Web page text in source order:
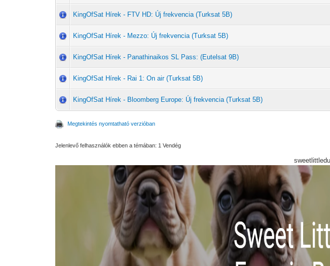
KingOfSat Hírek - FTV HD: Új frekvencia (Turksat 5B)
KingOfSat Hírek - Mezzo: Új frekvencia (Turksat 5B)
KingOfSat Hírek - Panathinaikos SL Pass: (Eutelsat 9B)
KingOfSat Hírek - Rai 1: On air (Turksat 5B)
KingOfSat Hírek - Bloomberg Europe: Új frekvencia (Turksat 5B)
Megtekintés nyomtatható verzióban
Jelenlevő felhasználók ebben a témában: 1 Vendég